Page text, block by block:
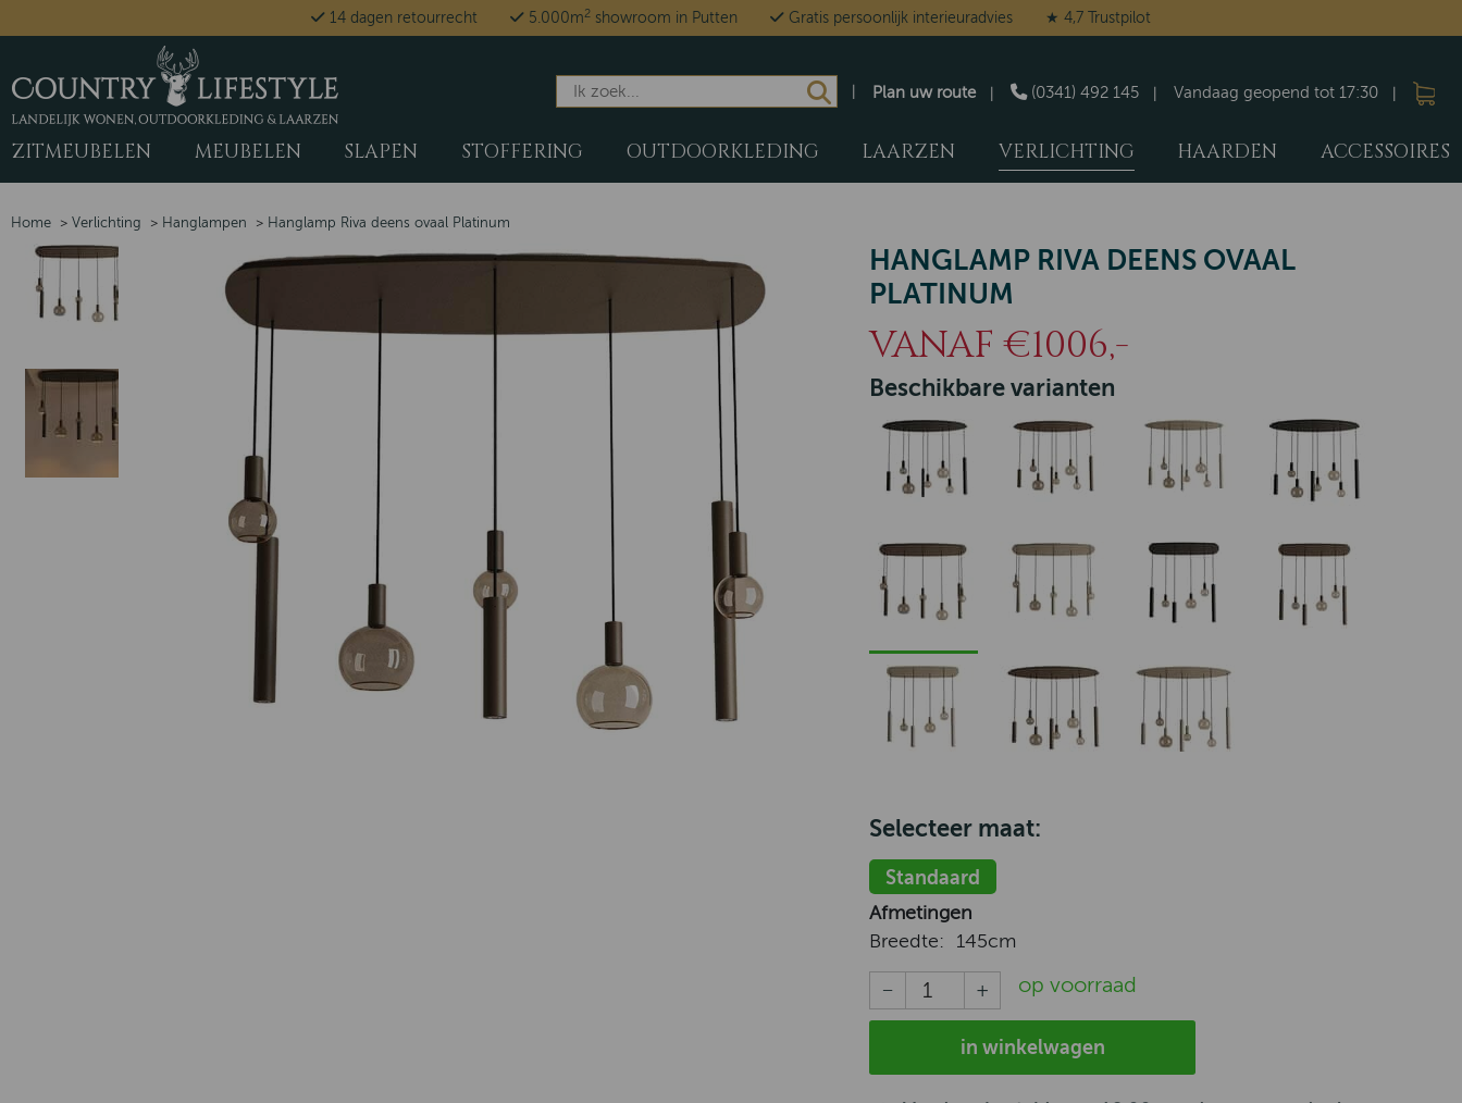
14 dagen retourrecht 5.000m2 showroom in Putten Gratis persoonlijk interieuradvies ★ 4,7 Trustpilot
Vandaag geopend tot 17:30
(0341) 492 145
Plan uw route
ZITMEUBELEN MEUBELEN SLAPEN STOFFERING OUTDOORKLEDING LAARZEN VERLICHTING HAARDEN ACCESSOIRES
Home > Verlichting > Hanglampen > Hanglamp Riva deens ovaal Platinum
HANGLAMP RIVA DEENS OVAAL
PLATINUM
VANAF €1006,-
Beschikbare varianten
Selecteer maat:
Standaard
Afmetingen
Breedte:
145cm
op voorraad
in winkelwagen